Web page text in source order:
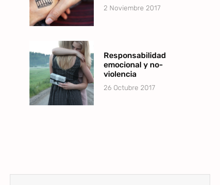
2 Noviembre 2017
Responsabilidad
emocional y no-
violencia
26 Octubre 2017